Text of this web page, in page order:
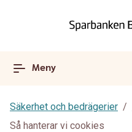
Meny
Säkerhet och bedrägerier
Så hanterar vi cookies